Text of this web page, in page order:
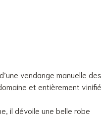
vendange manuelle des
et entièrement vinifié
il dévoile une belle robe